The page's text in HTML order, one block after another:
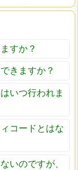
すか？
きますか？
いつ行われま
コードとはな
いのですが、